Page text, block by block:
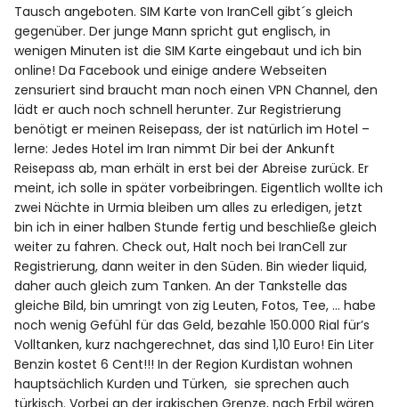
Tausch angeboten. SIM Karte von IranCell gibt´s gleich
gegenüber. Der junge Mann spricht gut englisch, in
wenigen Minuten ist die SIM Karte eingebaut und ich bin
online! Da Facebook und einige andere Webseiten
zensuriert sind braucht man noch einen VPN Channel, den
lädt er auch noch schnell herunter. Zur Registrierung
benötigt er meinen Reisepass, der ist natürlich im Hotel –
lerne: Jedes Hotel im Iran nimmt Dir bei der Ankunft
Reisepass ab, man erhält in erst bei der Abreise zurück. Er
meint, ich solle in später vorbeibringen. Eigentlich wollte ich
zwei Nächte in Urmia bleiben um alles zu erledigen, jetzt
bin ich in einer halben Stunde fertig und beschließe gleich
weiter zu fahren. Check out, Halt noch bei IranCell zur
Registrierung, dann weiter in den Süden. Bin wieder liquid,
daher auch gleich zum Tanken. An der Tankstelle das
gleiche Bild, bin umringt von zig Leuten, Fotos, Tee, … habe
noch wenig Gefühl für das Geld, bezahle 150.000 Rial für’s
Volltanken, kurz nachgerechnet, das sind 1,10 Euro! Ein Liter
Benzin kostet 6 Cent!!! In der Region Kurdistan wohnen
hauptsächlich Kurden und Türken, sie sprechen auch
türkisch. Vorbei an der irakischen Grenze, nach Erbil wären